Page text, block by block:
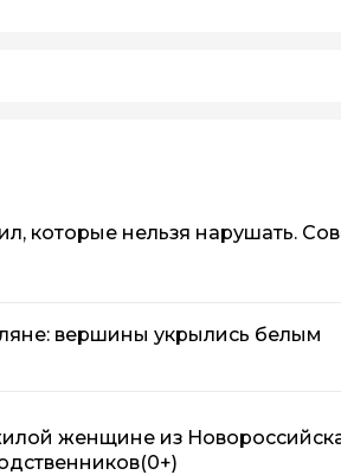
которые нельзя нарушать.
вершины укрылись белым
женщине из
(0+)